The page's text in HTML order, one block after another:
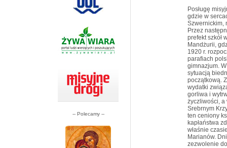
-- Polecamy --
Posługę
gdzie w
Szwernickim,
Przez
prefekt szkół
Mandżurii,
1920 r.
parafiach
gimnazjum.
sytuacją
początkową.
wydatki
gorliwa i
życzliwości, a
Srebrnym
ten ceniony
kapłaństwa
właśnie
Marianów.
zezwolenie